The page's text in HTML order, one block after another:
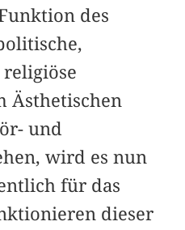
des
Ästhetischen
und
wird es nun
für das
dieser